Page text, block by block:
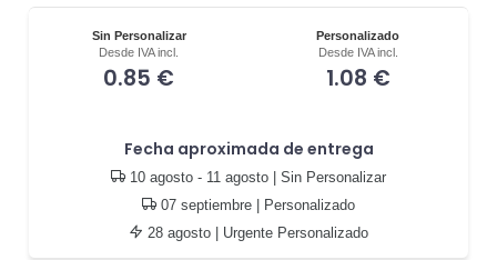
Sin Personalizar
Desde IVA incl.
0.85 €
Personalizado
Desde IVA incl.
1.08 €
Fecha aproximada de entrega
10 agosto - 11 agosto | Sin Personalizar
07 septiembre | Personalizado
28 agosto | Urgente Personalizado